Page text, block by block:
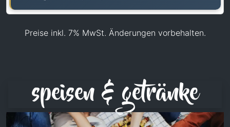
Preise inkl. 7% MwSt. Änderungen vorbehalten.
speisen & getränke